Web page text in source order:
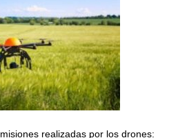
realizadas por los drones: